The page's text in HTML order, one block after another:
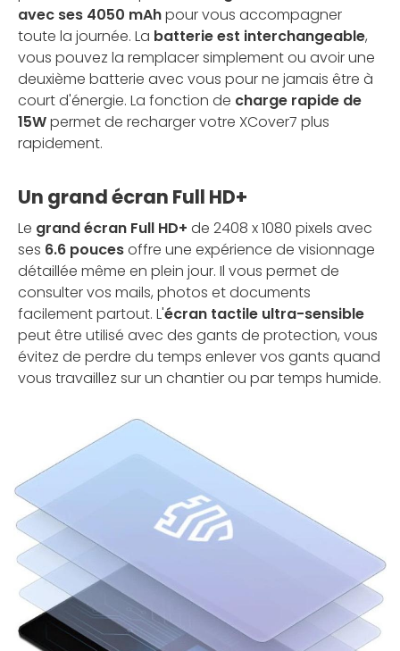
avec ses 4050 mAhpour vous accompagner
toute la journée. La batterie est interchangeable,
vous pouvez la remplacer simplement ou avoir une
deuxième batterie avec vous pour ne jamais être à
court d'énergie. La fonction de charge rapide de
15Wpermet de recharger votre XCover7 plus
rapidement.
Un grand écran Full HD+
Le grand écran Full HD+ de 2408 x 1080 pixels avec
ses 6.6 poucesoffre une expérience de visionnage
détaillée même en plein jour. Il vous permet de
consulter vos mails, photos et documents
facilement partout. L'écran tactile ultra-sensible
peut être utilisé avec des gants de protection, vous
évitez de perdre du temps enlever vos gants quand
vous travaillez sur un chantier ou par temps humide.